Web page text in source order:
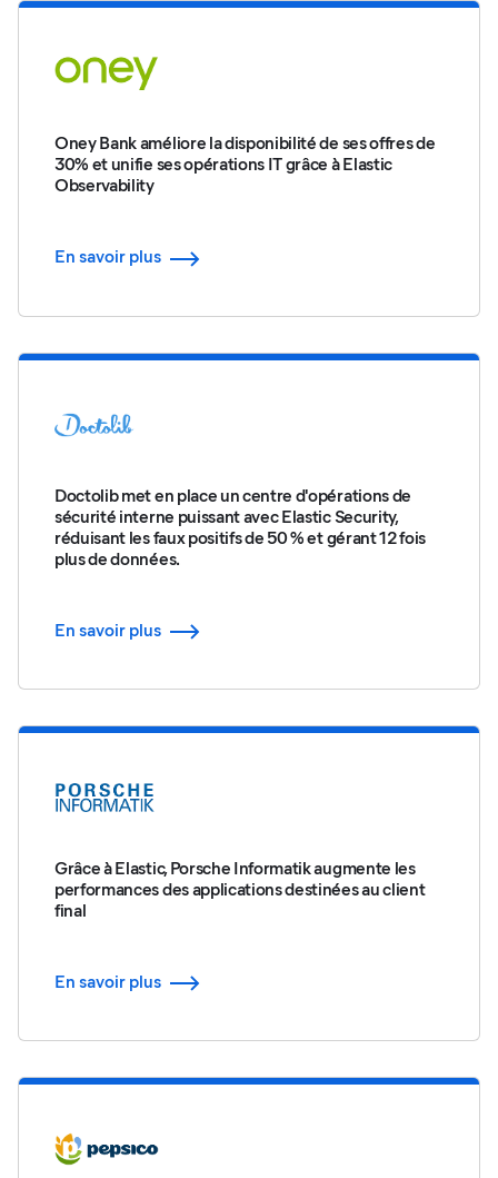
Oney Bank améliore la disponibilité de ses offres de
30% et unifie ses opérations IT grâce à Elastic
Observability
En savoir plus
Doctolib met en place un centre d'opérations de
sécurité interne puissant avec Elastic Security,
réduisant les faux positifs de 50 % et gérant 12 fois
plus de données.
En savoir plus
Grâce à Elastic, Porsche Informatik augmente les
performances des applications destinées au client
final
En savoir plus